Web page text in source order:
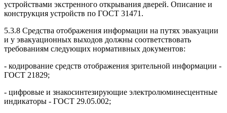
устройствами экстренного открывания дверей. Описание и
конструкция устройств по ГОСТ 31471.
5.3.8 Средства отображения информации на путях эвакуации
и у эвакуационных выходов должны соответствовать
требованиям следующих нормативных документов:
- кодирование средств отображения зрительной информации -
ГОСТ 21829;
- цифровые и знакосинтезирующие электролюминесцентные
индикаторы - ГОСТ 29.05.002;